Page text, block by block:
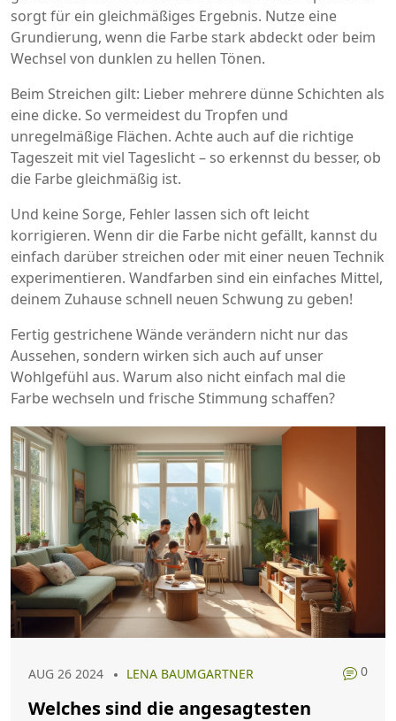
sorgt für ein gleichmäßiges Ergebnis. Nutze eine
Grundierung, wenn die Farbe stark abdeckt oder beim
Wechsel von dunklen zu hellen Tönen.
Beim Streichen gilt: Lieber mehrere dünne Schichten als
eine dicke. So vermeidest du Tropfen und
unregelmäßige Flächen. Achte auch auf die richtige
Tageszeit mit viel Tageslicht – so erkennst du besser, ob
die Farbe gleichmäßig ist.
Und keine Sorge, Fehler lassen sich oft leicht
korrigieren. Wenn dir die Farbe nicht gefällt, kannst du
einfach darüber streichen oder mit einer neuen Technik
experimentieren. Wandfarben sind ein einfaches Mittel,
deinem Zuhause schnell neuen Schwung zu geben!
Fertig gestrichene Wände verändern nicht nur das
Aussehen, sondern wirken sich auch auf unser
Wohlgefühl aus. Warum also nicht einfach mal die
Farbe wechseln und frische Stimmung schaffen?
AUG 26 2024 LENA BAUMGARTNER 0
Welches sind die angesagtesten